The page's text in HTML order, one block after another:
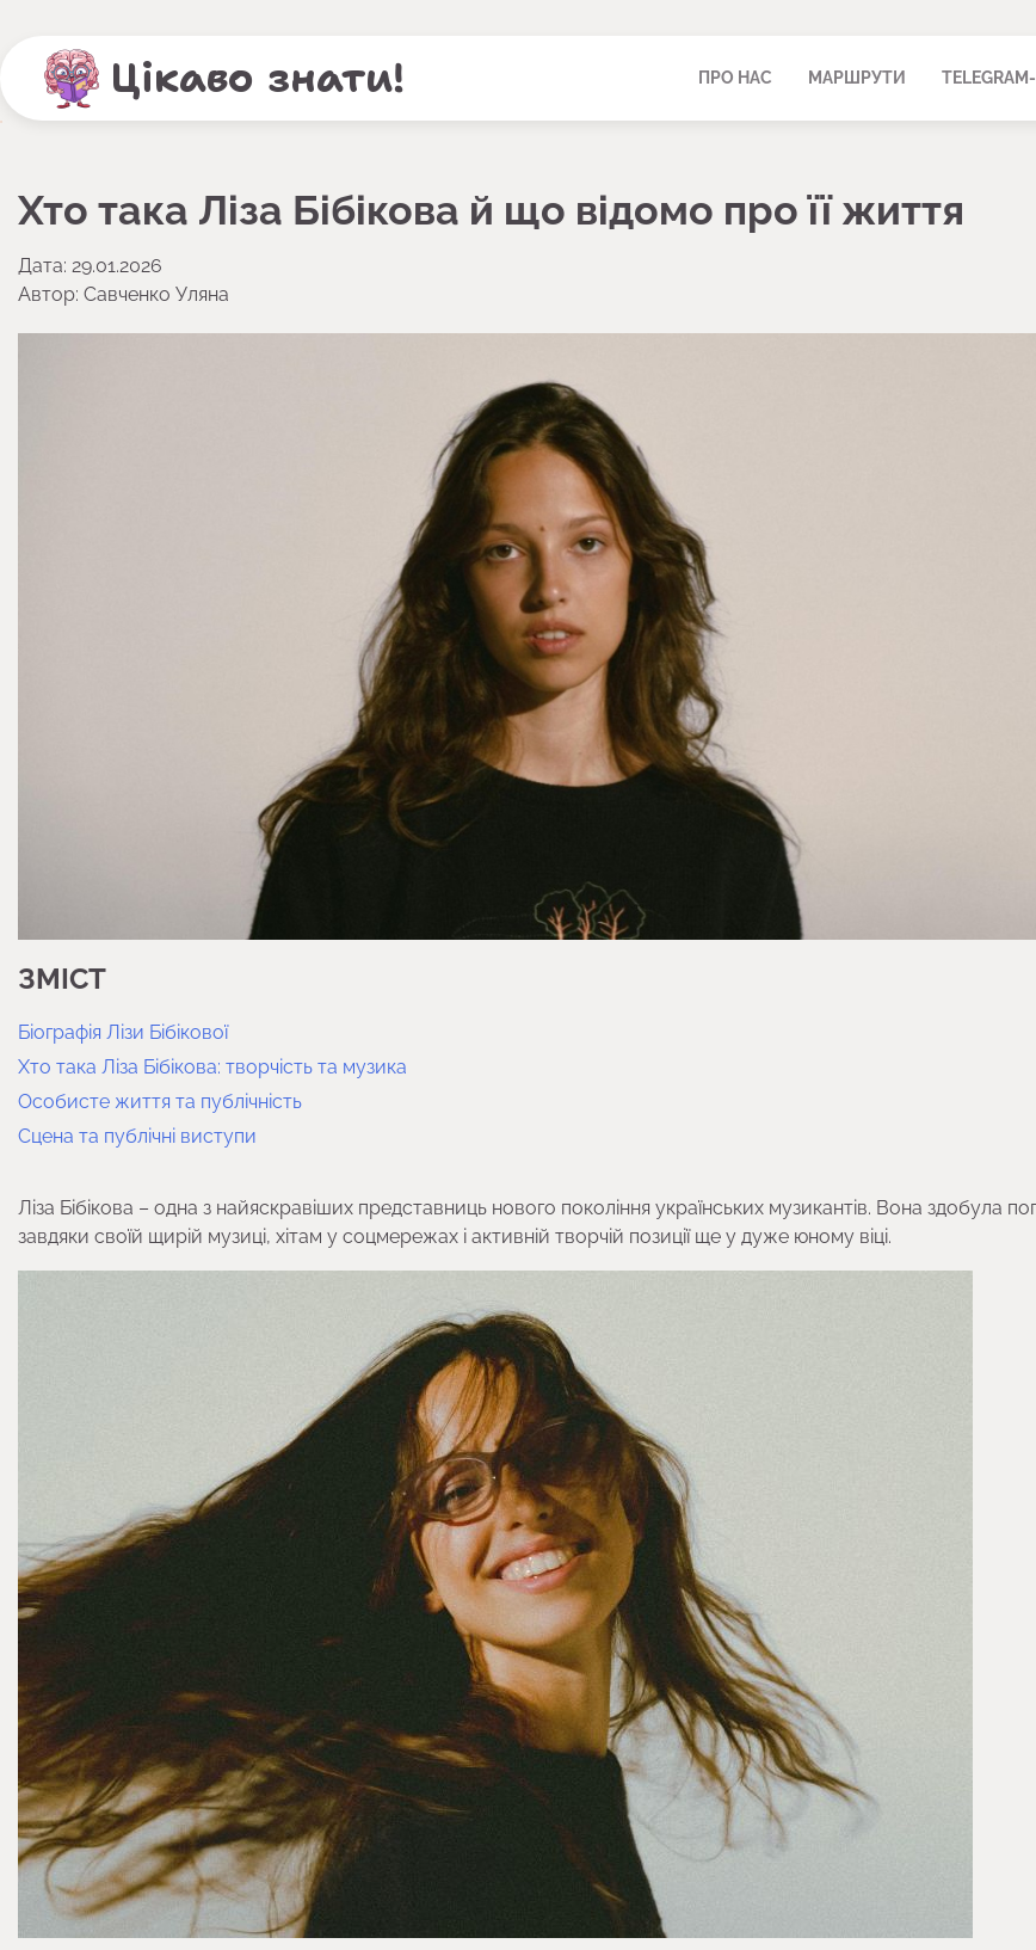
вмісту
Цікаво знати! ПРО НАС МАРШРУТИ
Хто така Ліза Бібікова й що відомо про її життя
Дата: 29.01.2026
Автор: Савченко Уляна
ЗМІСТ
Біографія Лізи Бібікової
Хто така Ліза Бібікова: творчість та музика
Особисте життя та публічність
Сцена та публічні виступи
Ліза Бібікова – одна з найяскравіших представниць нового покоління українських музикантів. Вона здобула
завдяки своїй щирій музиці, хітам у соцмережах і активній творчій позиції ще у дуже юному віці.